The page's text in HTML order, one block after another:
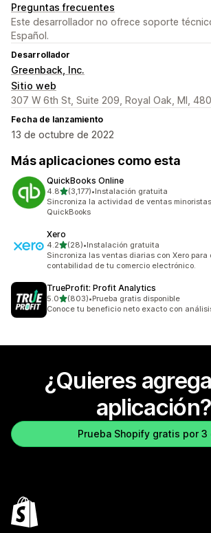
Preguntas frecuentes
Este desarrollador no ofrece soporte
Español.
Desarrollador
Greenback, Inc.
Sitio web
307 W 6th St, Suite 209, Royal Oak, MI,
Fecha de lanzamiento
13 de octubre de 2022
Más aplicaciones como esta
QuickBooks Online
4.8de 5 estrellas
(3,177)
3177 reseñas en total
•Instalación gratuita
Sincroniza la actividad de ventas
QuickBooks
Xero
4.2de 5 estrellas
(28)
28 reseñas en total
•Instalación gratuita
Sincroniza las ventas diarias con Xero para
contabilidad de tu comercio electrónico.
TrueProfit: Profit Analytics
5.0de 5 estrellas
(803)
803 reseñas en total
•Prueba gratis disponible
Conoce tu beneficio neto exacto con
¿Quieres
aplicación?
Prueba Shopify gratis por 3